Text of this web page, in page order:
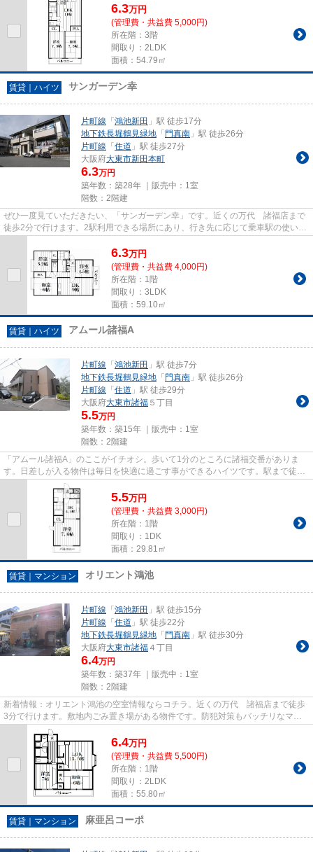
6.3万円
(管理費・共益費 5,000円)
所在階：3階
間取り：2LDK
面積：54.79㎡
賃貸｜ハイツ サンガーデン幸
片町線 「 鴻池新田 」駅 徒歩17分
地下鉄長堀鶴見緑地 「 門真南 」駅 徒歩26分
片町線 「 住道 」駅 徒歩27分
大阪府大東市新田本町
6.3万円
築年数：築28年 ｜販売中： 1室
階数：2階建
ぜひ一度見ていただきたい、「サンガーデン幸」です。近くの万代 諸福店まで
徒歩2分で行けます。2駅利用できる場所にあり、行き先に応じて乗車駅の使い分
6.3万円
(管理費・共益費 4,000円)
所在階：1階
間取り：3LDK
面積：59.10㎡
賃貸｜ハイツ アムール諸福A
片町線 「 鴻池新田 」駅 徒歩7分
地下鉄長堀鶴見緑地 「 門真南 」駅 徒歩26分
片町線 「 住道 」駅 徒歩29分
大阪府大東市諸福 ５丁目
5.5万円
築年数：築15年 ｜販売中： 1室
階数：2階建
「アムール諸福A」のここがイチオシ。歩いて1分のところに諸福交番がありま
す。日差しが入る物件は毎日を快適に過ごす事ができるハイツです。駅まで徒歩
7分なので、アクセスの良い物件...
5.5万円
(管理費・共益費 3,000円)
所在階：1階
間取り：1DK
面積：29.81㎡
賃貸｜マンション オリエント鴻池
片町線 「 鴻池新田 」駅 徒歩15分
片町線 「 住道 」駅 徒歩22分
地下鉄長堀鶴見緑地 「 門真南 」駅 徒歩30分
大阪府大東市諸福 ４丁目
6.4万円
築年数：築37年 ｜販売中： 1室
階数：2階建
新着情報：オリエント鴻池の空室情報ならコチラ。近くの万代 諸福店まで徒歩
3分で行けます。敷地内ごみ置き場がある物件です。防犯対策もバッチリなマン
ションタイプの物件です。大東...
6.4万円
(管理費・共益費 5,500円)
所在階：1階
間取り：2LDK
面積：55.80㎡
賃貸｜マンション 麻亜呂コーポ